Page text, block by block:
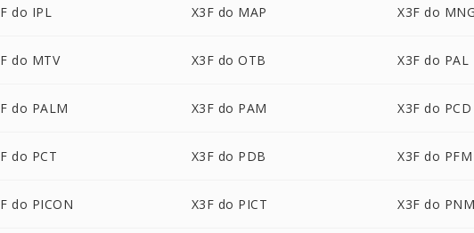
do IPL X3F do MAP X3F do
do MTV X3F do OTB X3F do PAL
do PALM X3F do PAM X3F do PCD
do PCT X3F do PDB X3F do PFM
do PICON X3F do PICT X3F do